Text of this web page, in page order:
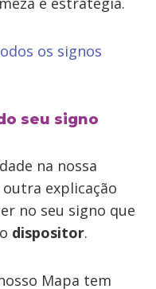
os signos
seu signo
na nossa
explicação
no seu signo que
dispositor.
Mapa tem